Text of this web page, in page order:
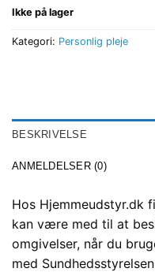
Ikke på lager
Kategori: Personlig pleje
BESKRIVELSE
ANMELDELSER (0)
Hos Hjemmeudstyr.dk
kan være med til at
omgivelser, når du
med